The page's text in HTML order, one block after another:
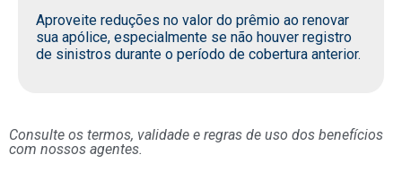
Aproveite reduções no valor do prêmio ao renovar
sua apólice, especialmente se não houver registro
de sinistros durante o período de cobertura anterior.
Consulte os termos, validade e regras de uso dos benefícios
com nossos agentes.